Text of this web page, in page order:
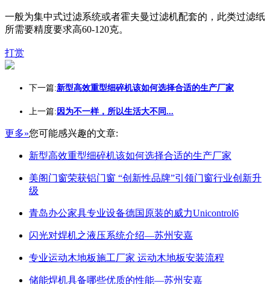
一般为集中式过滤系统或者霍夫曼过滤机配套的，此类过滤纸
所需要精度要求高60-120克。
打赏
下一篇:新型高效重型细碎机该如何选择合适的生产厂家
上一篇: 因为不一样，所以生活大不同...
更多»您可能感兴趣的文章:
新型高效重型细碎机该如何选择合适的生产厂家
美阁门窗荣获铝门窗 “创新性品牌”引领门窗行业创新升
级
青岛办公家具专业设备德国原装的威力Unicontrol6
闪光对焊机之液压系统介绍—苏州安嘉
专业运动木地板施工厂家 运动木地板安装流程
储能焊机具备哪些优质的性能—苏州安嘉